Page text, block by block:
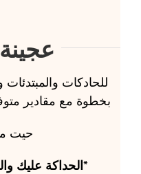
للحادكات
بخطوة مع مقادير
حيت
*الحداكة عليك